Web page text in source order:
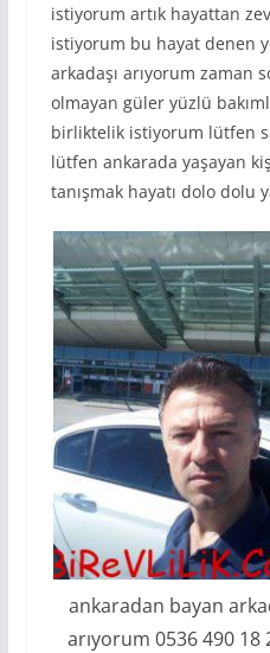
istiyorum artık hayattan
istiyorum bu hayat denen
arkadaşı arıyorum zaman
olmayan güler yüzlü
birliktelik istiyorum lütfen
lütfen ankarada yaşayan
tanışmak hayatı dolo dolu
ankaradan bayan
arıyorum 0536 490 18